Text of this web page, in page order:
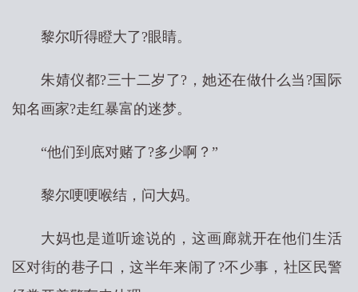
黎尔听得瞪大了?眼睛。
朱婧仪都?三十二岁了?，她还在做什么当?国际
知名画家?走红暴富的迷梦。
“他们到底对赌了?多少啊？”
黎尔哽哽喉结，问大妈。
大妈也是道听途说的，这画廊就开在他们生活
区对街的巷子口，这半年来闹了?不少事，社区民警